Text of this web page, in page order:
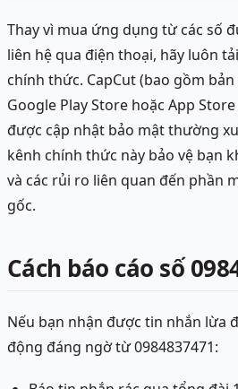
Thay vì mua ứng dụng từ các số
liên hệ qua điện thoại, hãy luôn
chính thức. CapCut (bao gồm
Google Play Store hoặc App
được cập nhật bảo mật thường
kênh chính thức này bảo vệ bạn
và các rủi ro liên quan đến phần
gốc.
Cách báo cáo số
Nếu bạn nhận được tin nhắn lừa
động đáng ngờ từ 0984837471: